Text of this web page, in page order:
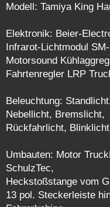
Modell: Tamiya King
Elektronik: Beier-
Infrarot-Lichtmodul
Motorsound
Fahrtenregler LRP
Beleuchtung:
Nebellicht, Bremslicht,
Rückfahrlicht,
Umbauten: Motor
SchulzTec,
Heckstoßstange vom
13 pol. Steckerleiste